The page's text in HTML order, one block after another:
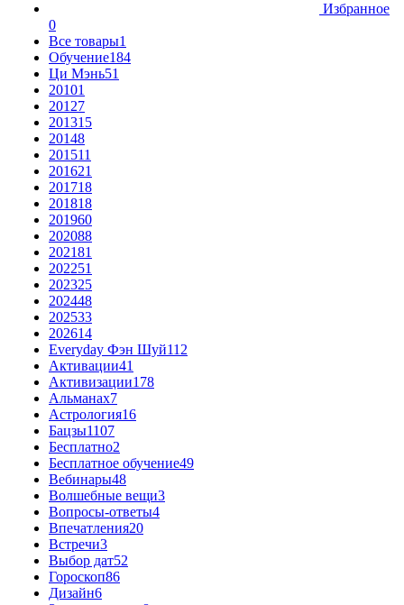
Избранное
0
Все товары1
Обучение184
Ци Мэнь51
20101
20127
201315
20148
201511
201621
201718
201818
201960
202088
202181
202251
202325
202448
202533
202614
Everyday Фэн Шуй112
Активации41
Активизации178
Альманах7
Астрология16
Бацзы1107
Бесплатно2
Бесплатное обучение49
Вебинары48
Волшебные вещи3
Вопросы-ответы4
Впечатления20
Встречи3
Выбор дат52
Гороскоп86
Дизайн6